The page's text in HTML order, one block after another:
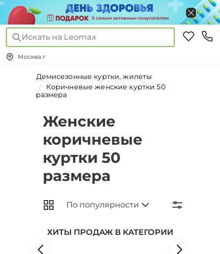
Искать на Leomax
Москва г
Демисезонные куртки, жилеты
Коричневые женские куртки 50
размера
Женские
коричневые
куртки 50
размера
ХИТЫ ПРОДАЖ В КАТЕГОРИИ